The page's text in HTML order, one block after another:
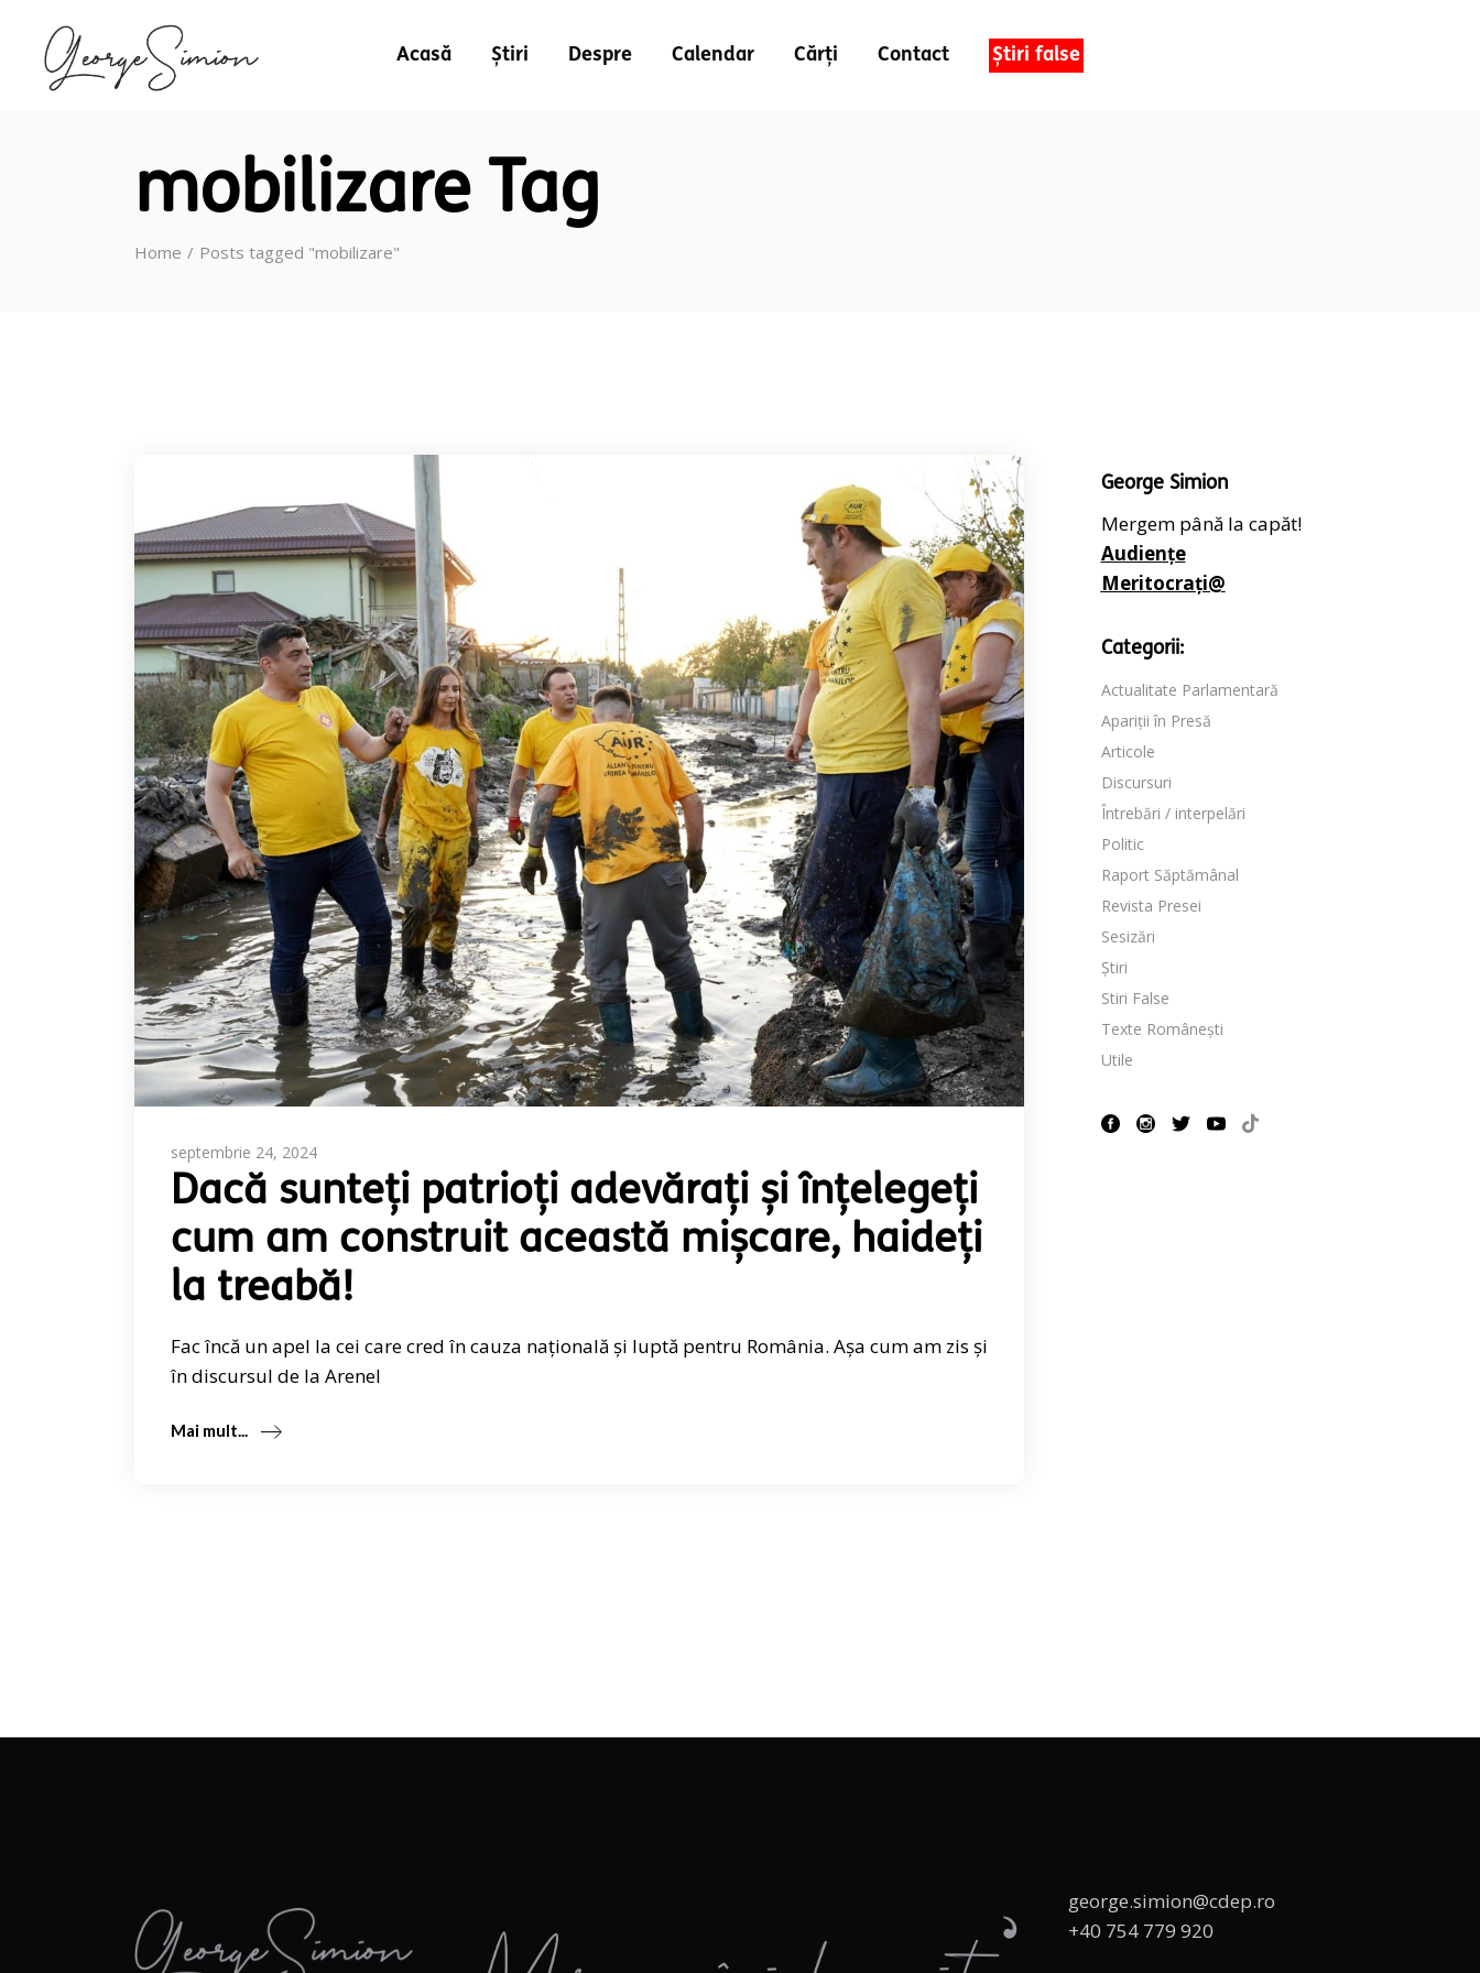
Acasă Știri Despre Calendar Cărți Contact Știri false
mobilizare Tag
Home Posts tagged "mobilizare"
septembrie 24, 2024
Dacă sunteți patrioți adevărați și înțelegeți
cum am construit această mișcare, haideți
la treabă!
Fac încă un apel la cei care cred în cauza națională și luptă pentru România. Așa cum am zis și
în discursul de la Arenel
Mai mult...
George Simion
Mergem până la capăt!
Audiențe
Meritocrați@
Categorii:
Actualitate Parlamentară
Apariții în Presă
Articole
Discursuri
Întrebări / interpelări
Politic
Raport Săptămânal
Revista Presei
Sesizări
Știri
Stiri False
Texte Românești
Utile
george.simion@cdep.ro
+40 754 779 920